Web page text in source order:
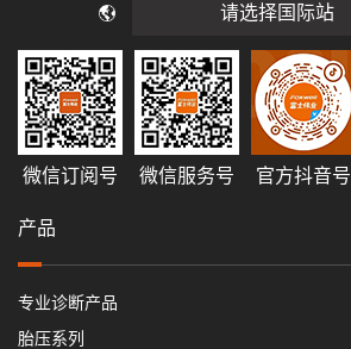
请选择国际站
微信订阅号 微信服务号 官方抖音号
产品
专业诊断产品
胎压系列